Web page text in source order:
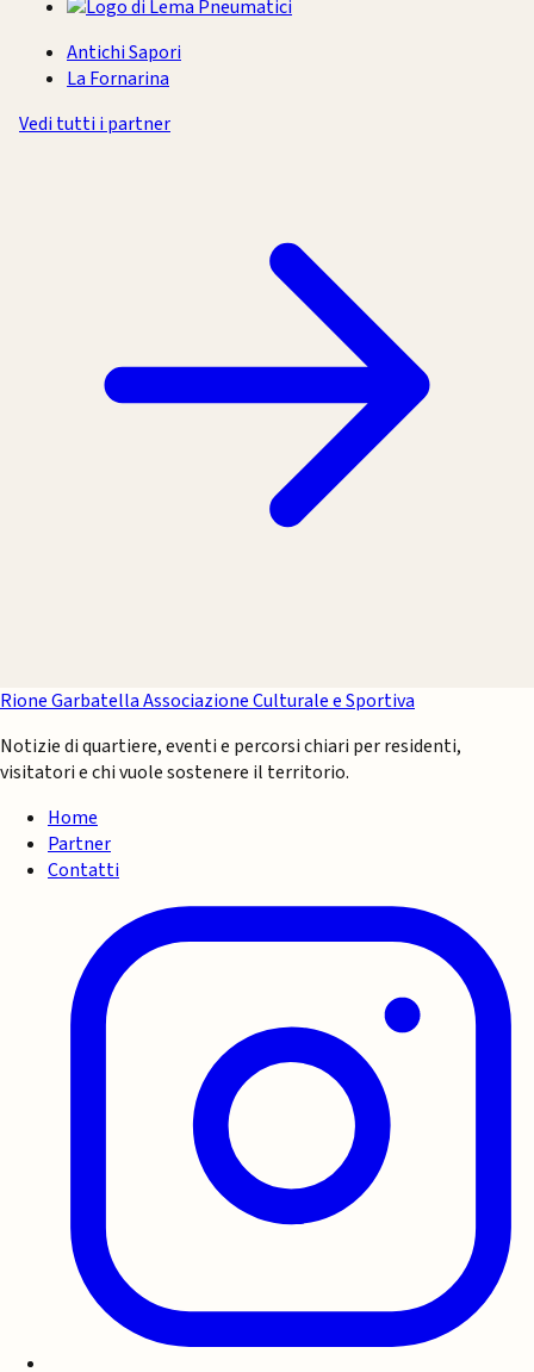
Antichi Sapori
La Fornarina
Vedi tutti i partner
Rione GarbatellaAssociazione Culturale e Sportiva
Notizie di quartiere, eventi e percorsi chiari per residenti,
visitatori e chi vuole sostenere il territorio.
Home
Partner
Contatti